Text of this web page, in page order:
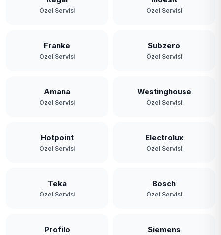
Riva
Soğuksu
Yavuz Selim
Zerzavatçı
Özel Servisi Özel Servisi
Franke
Özel Servisi
Subzero
Özel Servisi
Amana
Özel Servisi
Westinghouse
Özel Servisi
Hotpoint
Özel Servisi
Electrolux
Özel Servisi
Teka
Özel Servisi
Bosch
Özel Servisi
Profilo Siemens